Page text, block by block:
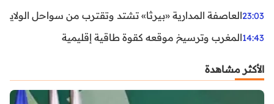
23:03العاصفة المدارية «بيرثا» تشتد وتقترب من سواحل
14:43المغرب وترسيخ موقعه كقوة طاقية إقليمية
الأكثر مشاهدة